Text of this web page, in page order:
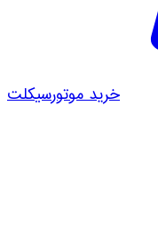
خرید موتورسیکلت